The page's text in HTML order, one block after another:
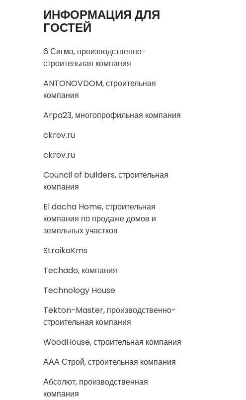
ИНФОРМАЦИЯ ДЛЯ
ГОСТЕЙ
6 Сигма, производственно-
строительная компания
ANTONOVDOM, строительная
компания
Arpa23, многопрофильная компания
ckrov.ru
ckrov.ru
Council of builders, строительная
компания
El dacha Home, строительная
компания по продаже домов и
земельных участков
StroikaKms
Techado, компания
Technology House
Tekton-Master, производственно-
строительная компания
WoodHouse, строительная компания
ААА Строй, строительная компания
Абсолют, производственная
компания